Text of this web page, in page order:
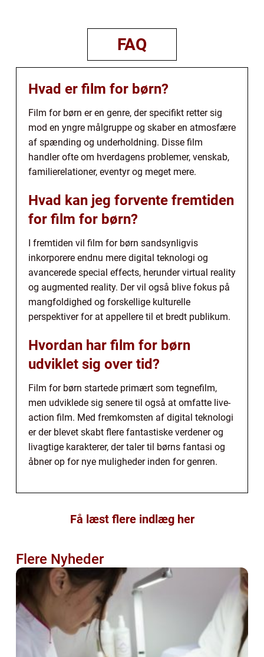
FAQ
Hvad er film for børn?
Film for børn er en genre, der specifikt retter sig
mod en yngre målgruppe og skaber en atmosfære
af spænding og underholdning. Disse film
handler ofte om hverdagens problemer, venskab,
familierelationer, eventyr og meget mere.
Hvad kan jeg forvente fremtiden
for film for børn?
I fremtiden vil film for børn sandsynligvis
inkorporere endnu mere digital teknologi og
avancerede special effects, herunder virtual reality
og augmented reality. Der vil også blive fokus på
mangfoldighed og forskellige kulturelle
perspektiver for at appellere til et bredt publikum.
Hvordan har film for børn
udviklet sig over tid?
Film for børn startede primært som tegnefilm,
men udviklede sig senere til også at omfatte live-
action film. Med fremkomsten af digital teknologi
er der blevet skabt flere fantastiske verdener og
livagtige karakterer, der taler til børns fantasi og
åbner op for nye muligheder inden for genren.
Få læst flere indlæg her
Flere Nyheder